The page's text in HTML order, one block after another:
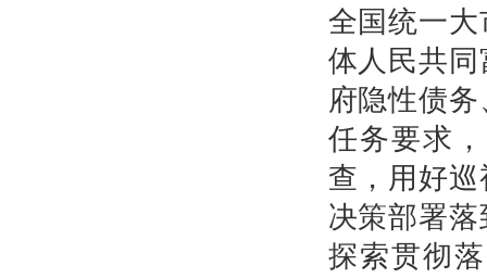
全国统一
体人民共
府隐性债
任务要求
查，用好
决策部署
探索贯彻